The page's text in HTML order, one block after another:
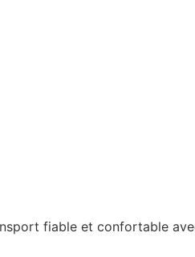
fiable et confortable